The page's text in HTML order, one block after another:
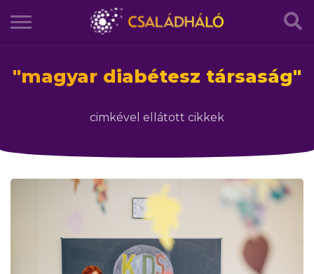
"magyar diabétesz társaság"
cimkével ellátott cikkek